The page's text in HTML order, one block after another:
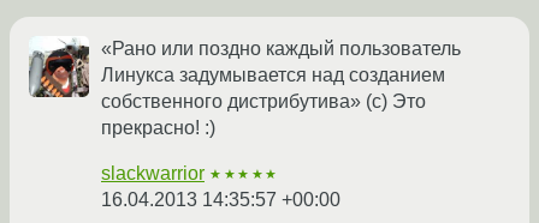
«Рано или поздно каждый пользователь
Линукса задумывается над созданием
собственного дистрибутива» (с) Это
прекрасно! :)
slackwarrior ★★★★★
16.04.2013 14:35:57 +00:00